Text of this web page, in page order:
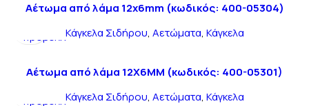
Αέτωμα από λάμα 12x6mm (κωδικός: 400-05304)
Κάγκελα Σιδήρου, Αετώματα, Κάγκελα
προβολή
Αέτωμα από λάμα 12Χ6ΜΜ (κωδικός: 400-05301)
Κάγκελα Σιδήρου, Αετώματα, Κάγκελα
προβολή